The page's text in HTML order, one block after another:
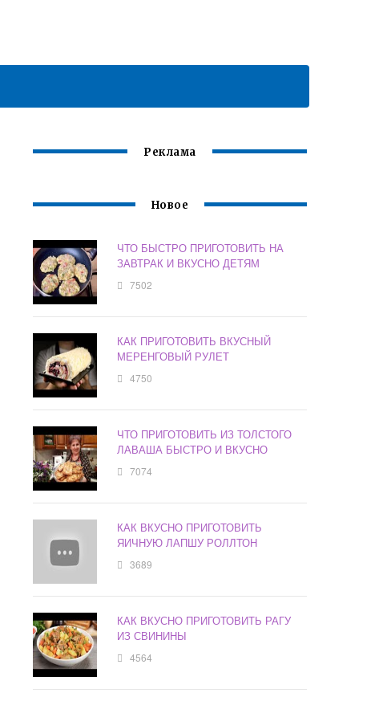
Реклама
Новое
ЧТО БЫСТРО ПРИГОТОВИТЬ НА
ЗАВТРАК И ВКУСНО ДЕТЯМ
7502
КАК ПРИГОТОВИТЬ ВКУСНЫЙ
МЕРЕНГОВЫЙ РУЛЕТ
4750
ЧТО ПРИГОТОВИТЬ ИЗ ТОЛСТОГО
ЛАВАША БЫСТРО И ВКУСНО
7074
КАК ВКУСНО ПРИГОТОВИТЬ
ЯИЧНУЮ ЛАПШУ РОЛЛТОН
3689
КАК ВКУСНО ПРИГОТОВИТЬ РАГУ
ИЗ СВИНИНЫ
4564